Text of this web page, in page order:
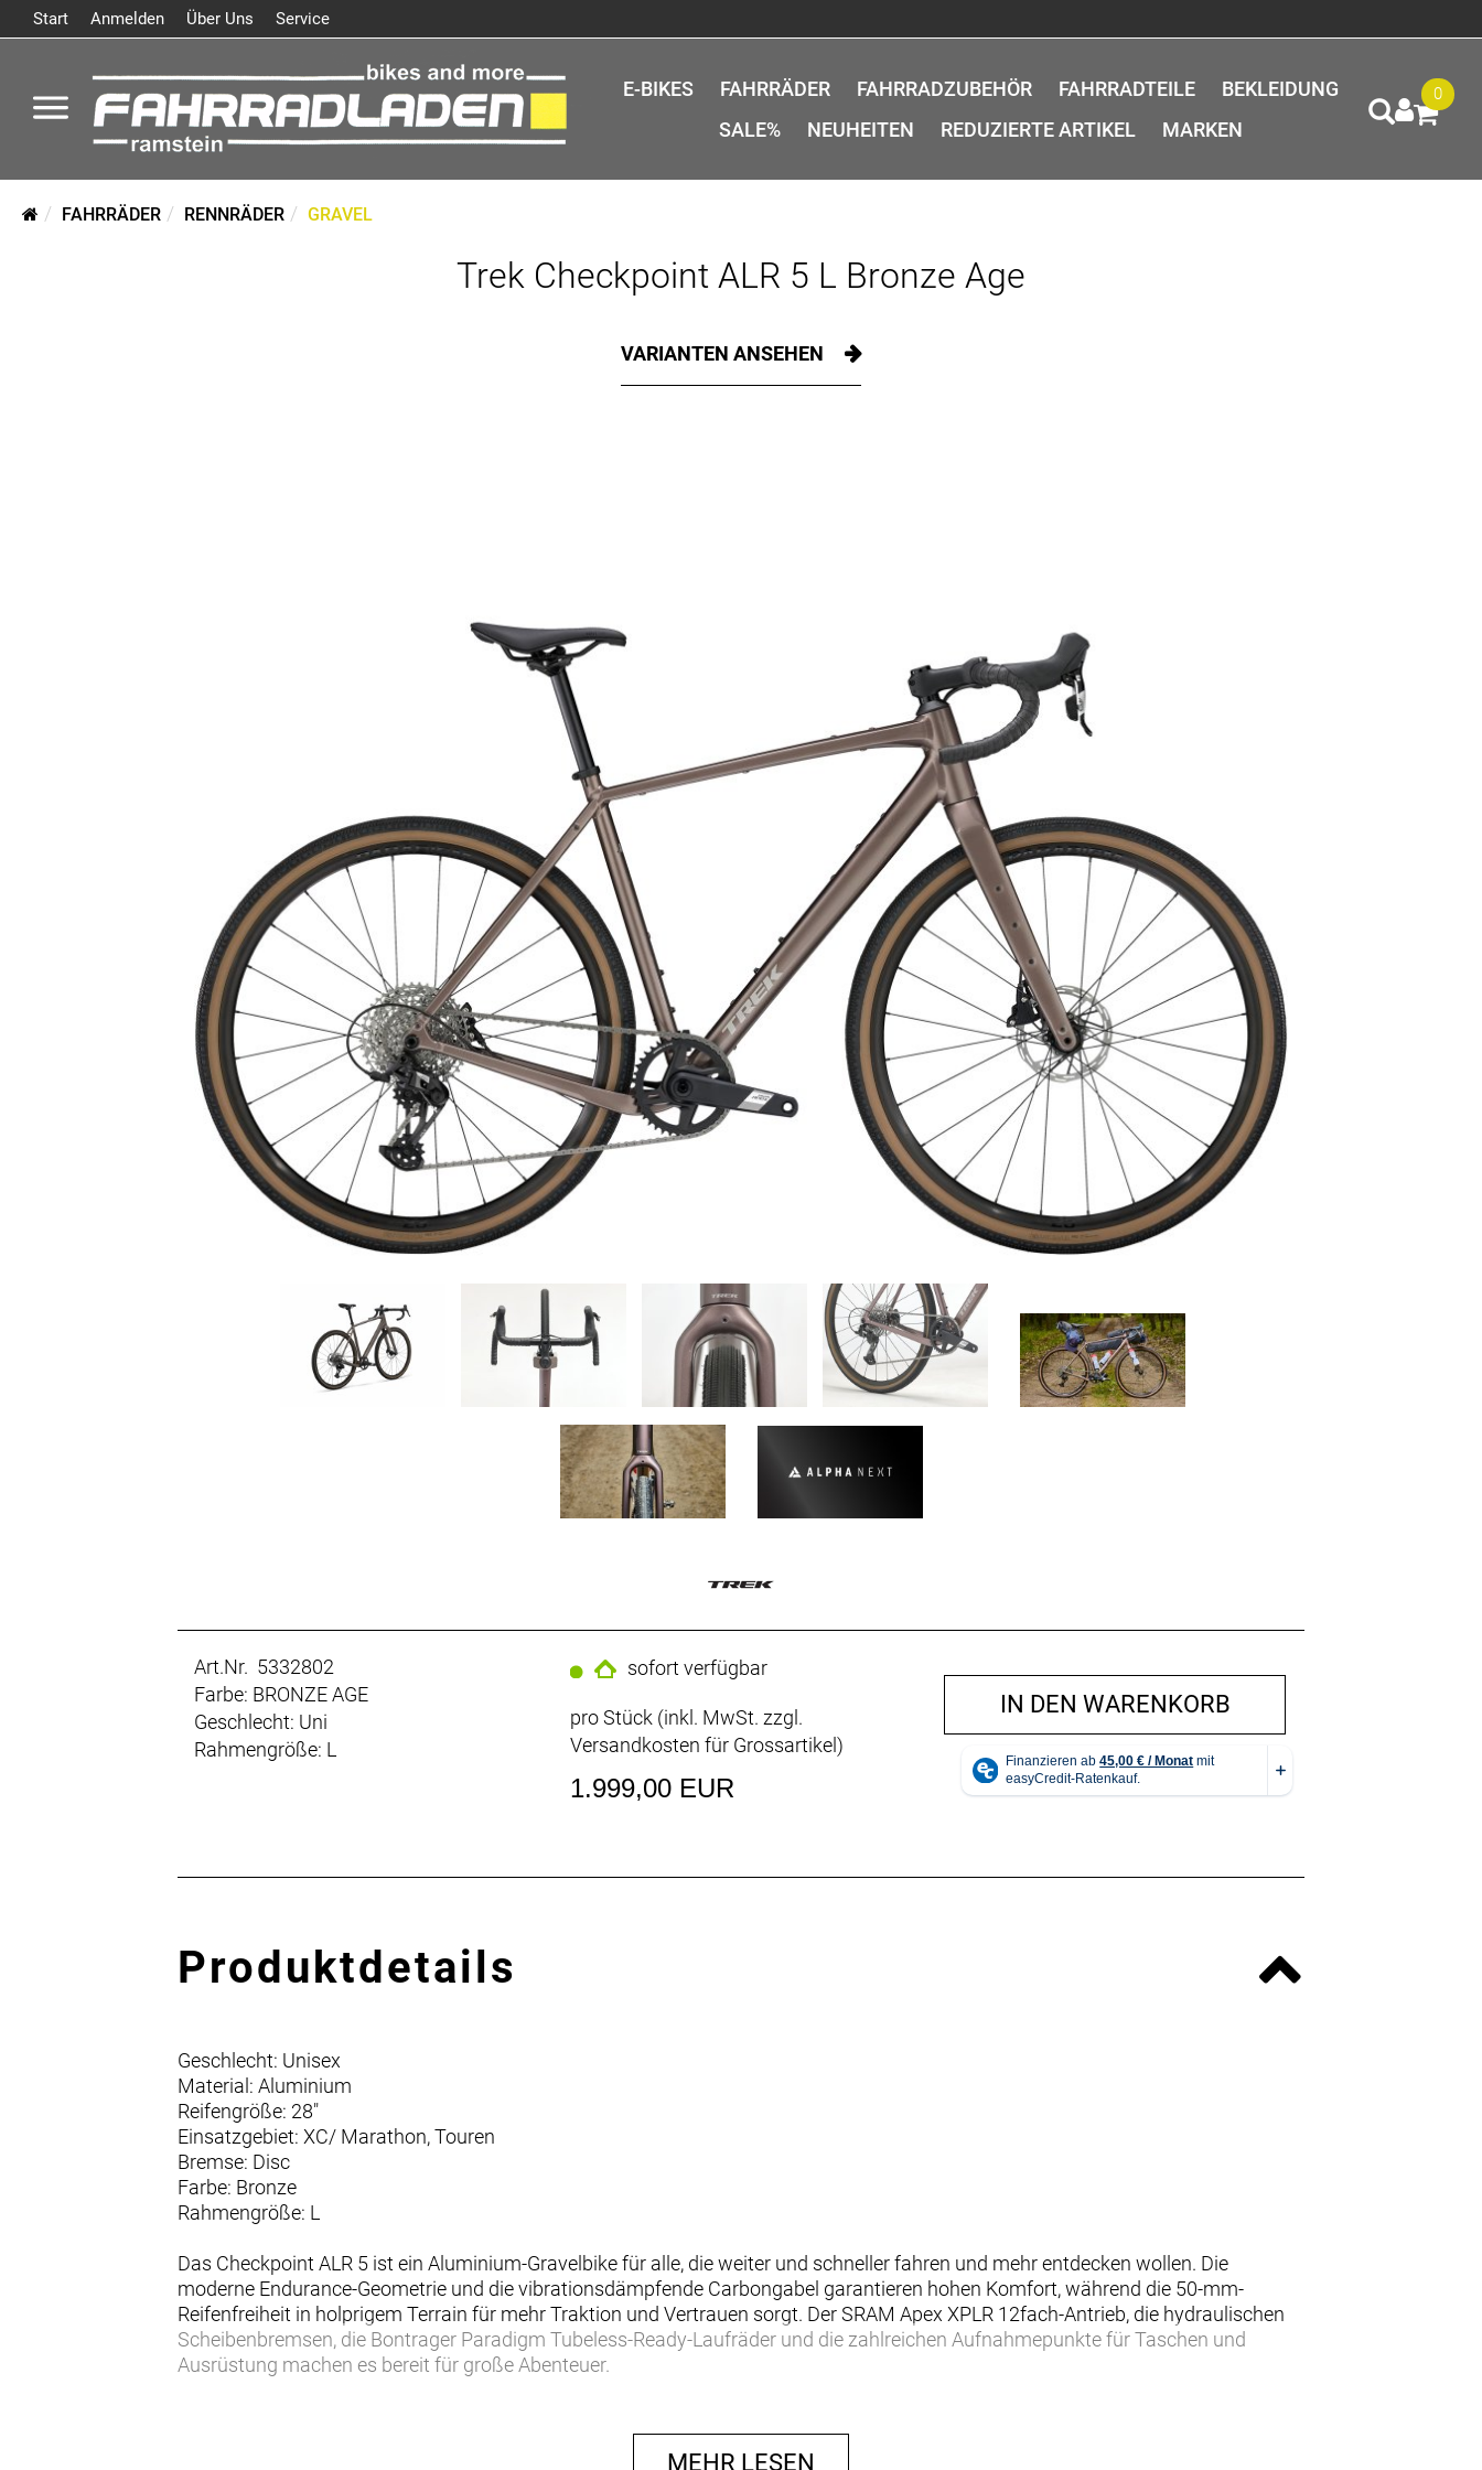
Start Anmelden Über Uns Service
E-BIKES FAHRRÄDER FAHRRADZUBEHÖR FAHRRADTEILE
BEKLEIDUNG
SALE%
NEUHEITEN REDUZIERTE ARTIKEL MARKEN
0
FAHRRÄDER RENNRÄDER GRAVEL
Trek Checkpoint ALR 5 L Bronze Age
VARIANTEN ANSEHEN
Art.Nr. 5332802
Farbe: BRONZE AGE
Geschlecht: Uni
Rahmengröße: L
sofort verfügbar
pro Stück (inkl. MwSt. zzgl.
Versandkosten für Grossartikel)
1.999,00 EUR
IN DEN WARENKORB
Produktdetails
Geschlecht: Unisex
Material: Aluminium
Reifengröße: 28"
Einsatzgebiet: XC/ Marathon, Touren
Bremse: Disc
Farbe: Bronze
Rahmengröße: L
Das Checkpoint ALR 5 ist ein Aluminium-Gravelbike für alle, die weiter und schneller fahren und mehr entdecken wollen. Die
moderne Endurance-Geometrie und die vibrationsdämpfende Carbongabel garantieren hohen Komfort, während die 50-mm-
Reifenfreiheit in holprigem Terrain für mehr Traktion und Vertrauen sorgt. Der SRAM Apex XPLR 12fach-Antrieb, die hydraulischen
Scheibenbremsen, die Bontrager Paradigm Tubeless-Ready-Laufräder und die zahlreichen Aufnahmepunkte für Taschen und
Ausrüstung machen es bereit für große Abenteuer.
deinem Abenteuerdrang mithalten kann. Du willst eine vertrauenerweckende Geometrie, die auch auf Schotter und holprigen
MEHR LESEN